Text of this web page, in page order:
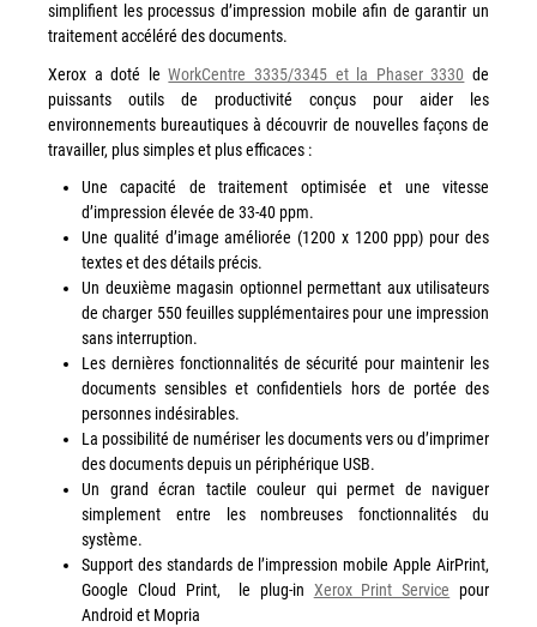
Imprimante multifonctions couleur Xerox® VersaLink®
Capture numérisation de documents
RISC Box
Apps
Services
Audit de Sécurité Informatique
Sécurité des Réseaux
Sécurité des périphériques d’impression
Gestion des documents
Mobilité
ConnectKey®
Service de Gestion d’impression (MPS)
Notre équipe
Grand Lyon
Lyon Techlid
simplifient les processus d’impression mobile afin de garantir un
traitement accéléré des documents.
Xerox a doté leWorkCentre 3335/3345 et la Phaser 3330 de
puissants outils de productivité conçus pour aider les
environnements bureautiques à découvrir de nouvelles façons de
travailler, plus simples et plus efficaces :
Une capacité de traitement optimisée et une vitesse
d’impression élevée de 33-40 ppm.
Une qualité d’image améliorée (1200 x 1200 ppp) pour des
textes et des détails précis.
Un deuxième magasin optionnel permettant aux utilisateurs
de charger 550 feuilles supplémentaires pour une impression
sans interruption.
Les dernières fonctionnalités de sécurité pour maintenir les
documents sensibles et confidentiels hors de portée des
personnes indésirables.
La possibilité de numériser les documents vers ou d’imprimer
des documents depuis un périphérique USB.
Un grand écran tactile couleur qui permet de naviguer
simplement entre les nombreuses fonctionnalités du
système.
Support des standards de l’impression mobile Apple AirPrint,
Google Cloud Print, le plug-in Xerox Print Service pour
Android et Mopria